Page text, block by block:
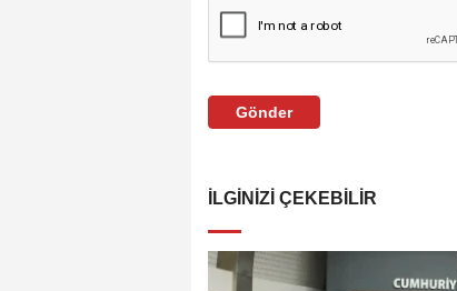
Gönder
İLGINIZI ÇEKEBILIR